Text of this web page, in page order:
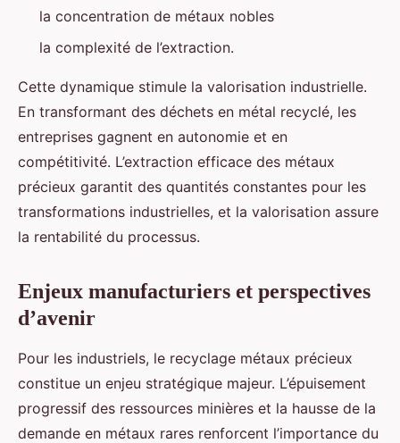
la concentration de métaux nobles
la complexité de l’extraction.
Cette dynamique stimule la valorisation industrielle.
En transformant des déchets en métal recyclé, les
entreprises gagnent en autonomie et en
compétitivité. L’extraction efficace des métaux
précieux garantit des quantités constantes pour les
transformations industrielles, et la valorisation assure
la rentabilité du processus.
Enjeux manufacturiers et perspectives
d’avenir
Pour les industriels, le recyclage métaux précieux
constitue un enjeu stratégique majeur. L’épuisement
progressif des ressources minières et la hausse de la
demande en métaux rares renforcent l’importance du